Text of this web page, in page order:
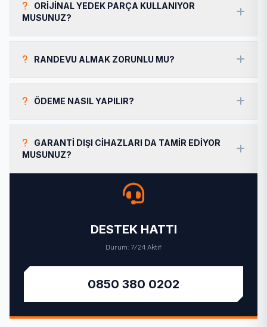
ORIJINAL YEDEK PARÇA KULLANIYOR
MUSUNUZ?
RANDEVU ALMAK ZORUNLU MU?
ÖDEME NASIL YAPILIR?
GARANTI DIŞI CIHAZLARI DA TAMIR EDIYOR
MUSUNUZ?
DESTEK HATTI
Durum: 7/24 Aktif
0850 380 0202